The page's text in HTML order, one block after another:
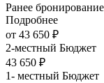
Ранее бронирование
Подробнее
от 43 650 ₽
2-местный Бюджет
43 650 ₽
1- местный Бюджет